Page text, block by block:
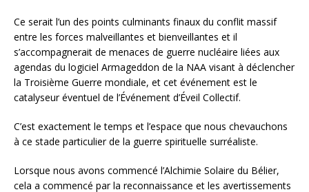
Ce serait l’un des points culminants finaux du conflit massif
entre les forces malveillantes et bienveillantes et il
s’accompagnerait de menaces de guerre nucléaire liées aux
agendas du logiciel Armageddon de la NAA visant à déclencher
la Troisième Guerre mondiale, et cet événement est le
catalyseur éventuel de l’Événement d’Éveil Collectif.
C’est exactement le temps et l’espace que nous chevauchons
à ce stade particulier de la guerre spirituelle surréaliste.
Lorsque nous avons commencé l’Alchimie Solaire du Bélier,
cela a commencé par la reconnaissance et les avertissements